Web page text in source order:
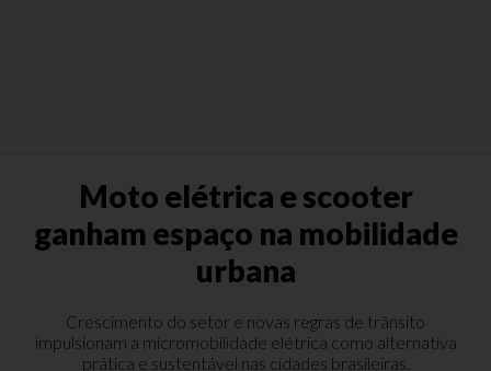
Moto elétrica e scooter
ganham espaço na mobilidade
urbana
Crescimento do setor e novas regras de trânsito
impulsionam a micromobilidade elétrica como alternativa
prática e sustentável nas cidades brasileiras.